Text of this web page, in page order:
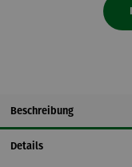
Beschreibung
Details